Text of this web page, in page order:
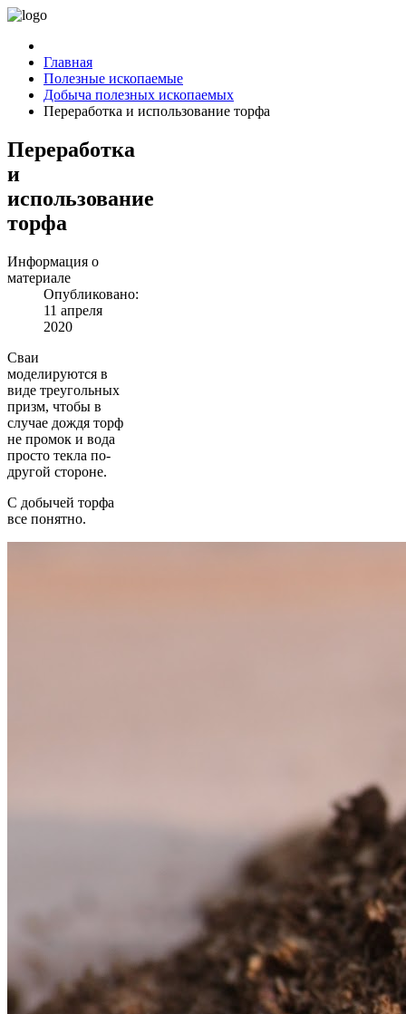
Главная
Полезные ископаемые
Добыча полезных ископаемых
Переработка и использование торфа
Переработка
и
использование
торфа
Информация о
материале
Опубликовано:
11 апреля
2020
Сваи
моделируются в
виде треугольных
призм, чтобы в
случае дождя торф
не промок и вода
просто текла по-
другой стороне.
С добычей торфа
все понятно.